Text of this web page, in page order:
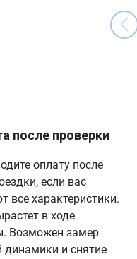
после проверки
оплату после
если вас
все характеристики.
в ходе
Возможен замер
динамики и снятие